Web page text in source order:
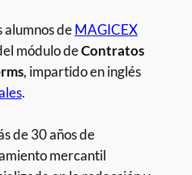
alumnos deMAGICEX
módulo deContratos
, impartido en inglés
.
de 30 años de
mercantil